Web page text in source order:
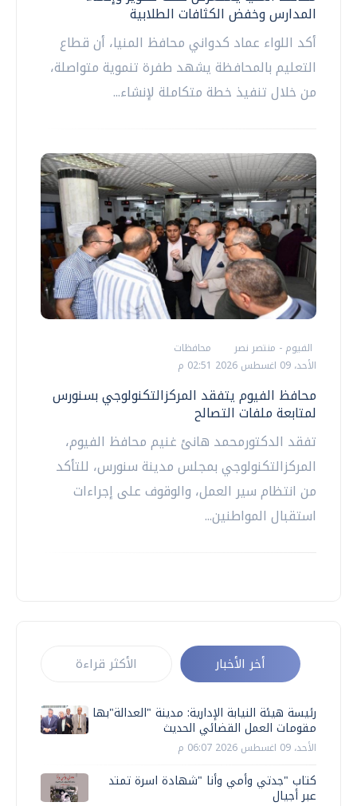
المدارس وخفض الكثافات الطلابية
أكد اللواء عماد كدواني محافظ المنيا، أن قطاع
التعليم بالمحافظة يشهد طفرة تنموية متواصلة،
من خلال تنفيذ خطة متكاملة لإنشاء...
الفيوم - منتصر نصر
محافظات
الأحد، 09 اغسطس 2026 02:51 م
محافظ الفيوم يتفقد المركزالتكنولوجي بسنورس
لمتابعة ملفات التصالح
تفقد الدكتورمحمد هانئ غنيم محافظ الفيوم،
المركزالتكنولوجي بمجلس مدينة سنورس، للتأكد
من انتظام سير العمل، والوقوف على إجراءات
استقبال المواطنين...
أخر الأخبار الأكثر قراءة
رئيسة هيئة النيابة الإدارية: مدينة "العدالة"بها
مقومات العمل القضائي الحديث
الأحد، 09 اغسطس 2026 06:07 م
كتاب "جدتي وأمي وأنا "شهادة اسرة تمتد
عبر أجيال